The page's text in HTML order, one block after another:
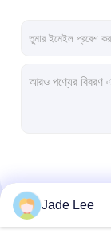
আমাদের বিভাগসমূহ
Jade Lee